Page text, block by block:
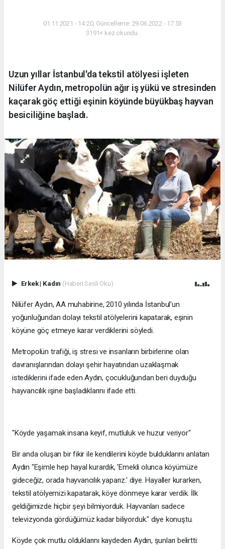
01.11.2021 - 14:20, Güncelleme: 29.06.2022 - 17:53
3191+ kez okundu.
Uzun yıllar İstanbul'da tekstil atölyesi işleten
Nilüfer Aydın, metropolün ağır iş yükü ve stresinden
kaçarak göç ettiği eşinin köyünde büyükbaş hayvan
besiciliğine başladı.
Erkek| Kadın (Haberi Sesli Oku)
Nilüfer Aydın, AA muhabirine, 2010 yılında İstanbul’un
yoğunluğundan dolayı tekstil atölyelerini kapatarak, eşinin
köyüne göç etmeye karar verdiklerini söyledi.
Metropolün trafiği, iş stresi ve insanların birbirlerine olan
davranışlarından dolayı şehir hayatından uzaklaşmak
istediklerini ifade eden Aydın, çocukluğundan beri duyduğu
hayvancılık işine başladıklarını ifade etti.
"Köyde yaşamak insana keyif, mutluluk ve huzur veriyor"
Bir anda oluşan bir fikir ile kendilerini köyde bulduklarını anlatan
Aydın "Eşimle hep hayal kurardık, 'Emekli olunca köyümüze
gideceğiz, orada hayvancılık yaparız.' diye. Hayaller kurarken,
tekstil atölyemizi kapatarak, köye dönmeye karar verdik. İlk
geldiğimizde hiçbir şeyi bilmiyorduk. Hayvanları sadece
televizyonda gördüğümüz kadar biliyorduk." diye konuştu.
Köyde çok mutlu olduklarını kaydeden Aydın, şunları belirtti: